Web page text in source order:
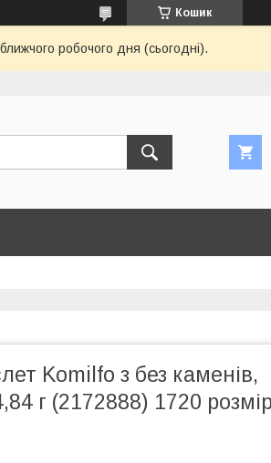
Кошик
робочого дня (сьогодні).
Komilfo з без каменів,
г (2172888) 1720 розмір